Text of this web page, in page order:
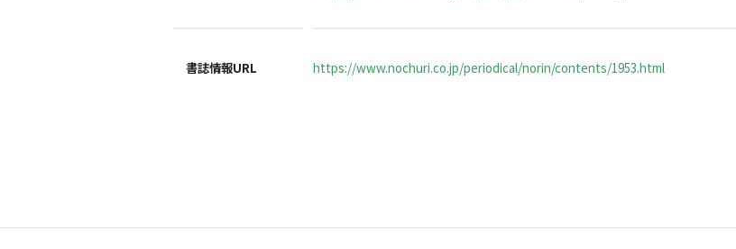
書誌情報URL https://www.nochuri.co.jp/periodical/norin/contents/1953.html